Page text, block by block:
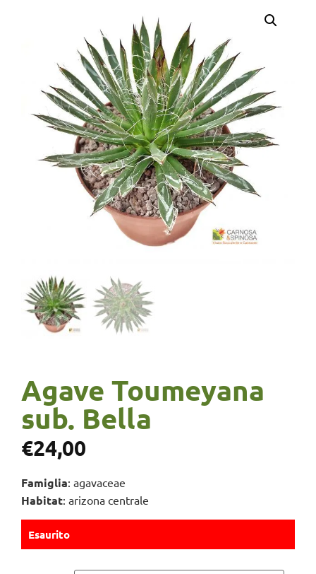
Agave Toumeyana
sub. Bella
€24,00
Famiglia: agavaceae
Habitat: arizona centrale
Esaurito